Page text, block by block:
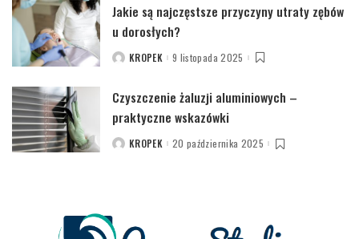
Jakie są najczęstsze przyczyny utraty zębów
u dorosłych?
POSTEDKROPEK 9 listopada 2025
Czyszczenie żaluzji aluminiowych –
praktyczne wskazówki
POSTEDKROPEK 20 października 2025